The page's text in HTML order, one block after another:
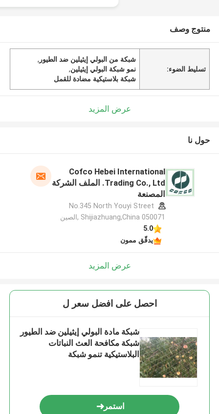
منتوج وصف
تسليط الضوء:
شبكة من البولي إيثيلين ضد الطيور ,
نمو شبكة البولي إيثيلين,
شبكة بلاستيكية مضادة للقمل
عرض المزيد
حول نا
Cofco Hebei International
Trading Co., Ltd. الملف الشركة
المصنعة
No.345 North Youyi Street
Shijiazhuang,China 050071 ,الصين
5.0
يدقّق ممون
عرض المزيد
احصل على افضل سعر ل
شبكة مادة البولي إيثيلين ضد الطيور
شبكة مكافحة العث النباتات
البلاستيكية تنمو شبكة
استمر